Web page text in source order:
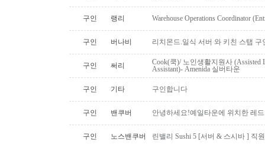
구인 랭리 Warehouse Operations Coordinator
구인 버나비 리치몬드.일식 서버 와 키친 스탭 구
구인 써리
Cook(쿡)/ 노인생활지원사 (Assisted
Assistant)- Amenida 실버타운
구인 기타 구인합니다
구인 밴쿠버 안녕하세요!예일타운에 위치한 레
구인 노스밴쿠버 린밸리 Sushi 5 [서버 & 스시바 ] 직